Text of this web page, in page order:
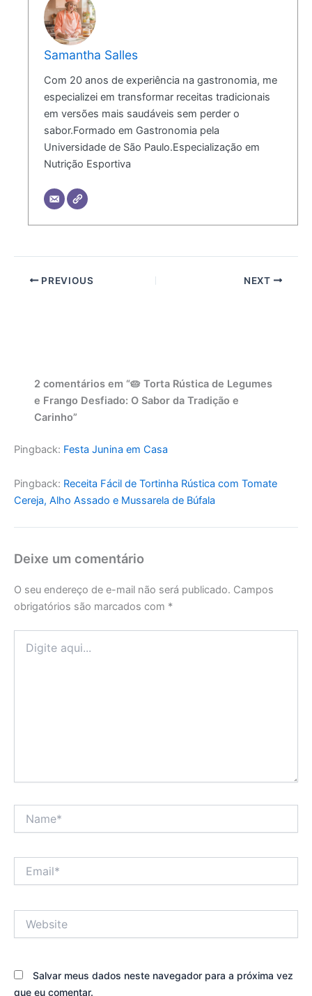
Samantha Salles
Com 20 anos de experiência na gastronomia, me
especializei em transformar receitas tradicionais
em versões mais saudáveis sem perder o
sabor.Formado em Gastronomia pela
Universidade de São Paulo.Especialização em
Nutrição Esportiva
PREVIOUS NEXT
2 comentários em “🥧 Torta Rústica de Legumes
e Frango Desfiado: O Sabor da Tradição e
Carinho”
Pingback: Festa Junina em Casa
Pingback: Receita Fácil de Tortinha Rústica com Tomate
Cereja, Alho Assado e Mussarela de Búfala
Deixe um comentário
O seu endereço de e-mail não será publicado. Campos
obrigatórios são marcados com *
aqui...
Salvar meus dados neste navegador para a próxima vez
que eu comentar.